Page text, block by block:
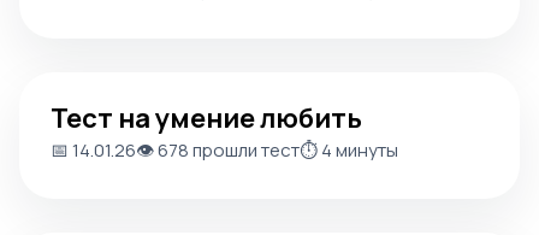
Тест на умение любить
📅 14.01.26👁️ 678 прошли тест⏱️ 4 минуты